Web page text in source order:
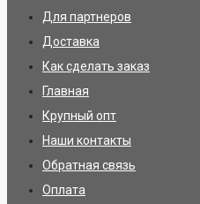
Для партнеров
Доставка
Как сделать заказ
Главная
Крупный опт
Наши контакты
Обратная связь
Оплата